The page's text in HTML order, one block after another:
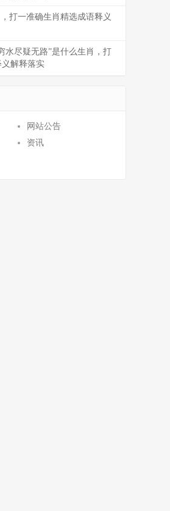
打一准确生肖精选成语释义
水尽疑无路”是什么生肖，打
解释落实
网站公告
资讯